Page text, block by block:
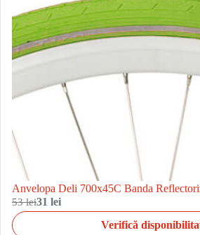
Anvelopa Deli 700x45C Banda
53 lei31 lei
Verifică